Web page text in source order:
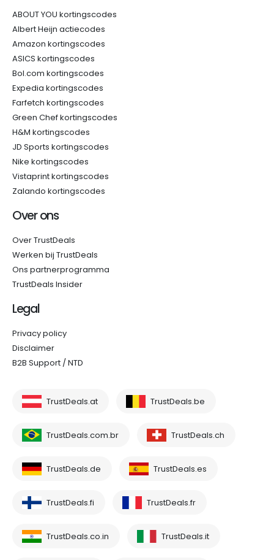
ABOUT YOU kortingscodes
Albert Heijn actiecodes
Amazon kortingscodes
ASICS kortingscodes
Bol.com kortingscodes
Expedia kortingscodes
Farfetch kortingscodes
Green Chef kortingscodes
H&M kortingscodes
JD Sports kortingscodes
Nike kortingscodes
Vistaprint kortingscodes
Zalando kortingscodes
Over ons
Over TrustDeals
Werken bij TrustDeals
Ons partnerprogramma
TrustDeals Insider
Legal
Privacy policy
Disclaimer
B2B Support / NTD
TrustDeals.at TrustDeals.be
TrustDeals.com.br TrustDeals.ch
TrustDeals.de TrustDeals.es
TrustDeals.fi TrustDeals.fr
TrustDeals.co.in TrustDeals.it